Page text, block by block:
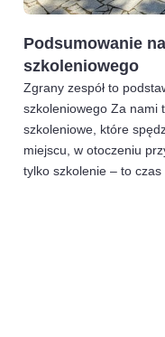
Podsumowanie
szkoleniowego
Zgrany zespół to
szkoleniowego Za nami
szkoleniowe, które
miejscu, w otoczeniu
tylko szkolenie – to czas